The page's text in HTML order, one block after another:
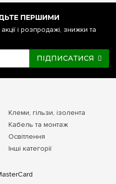
ПЕРШИМИ
і розпродажі, знижки та
ПІДПИСАТИСЯ
Клеми, гільзи, ізолента
Кабель та монтаж
Освітлення
Інші категорії